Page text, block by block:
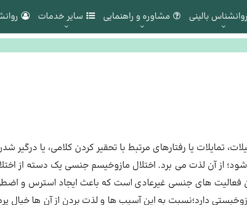
روانشناس بالینی مشاوره و راهنمایی سایر خدمات
تمایلات یا رفتارهای مرتبط با تحقیر کردن کلامی، یا درگیر
از آن لذت می برد. اختلال مازوخیسم جنسی یک دسته از
فعالیت های جنسی غیرعادی است که باعث ایجاد استرس و
دارد؛نسبت به این آسیب ها و لذت بردن از آن ها خیال